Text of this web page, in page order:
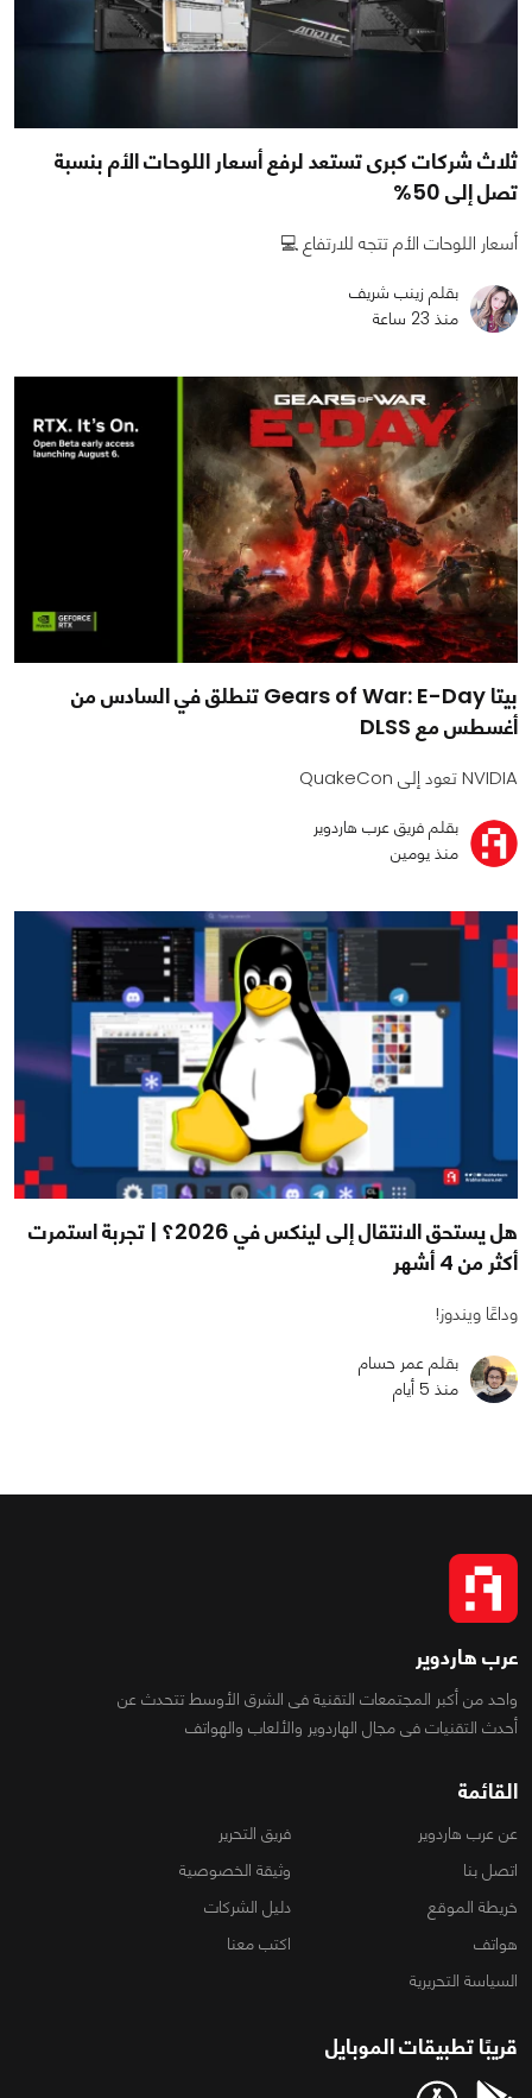
ثلاث شركات كبرى تستعد لرفع أسعار اللوحات الأم بنسبة
تصل إلى 50%
أسعار اللوحات الأم تتجه للارتفاع 💻
بقلم زينب شريف
منذ 23 ساعة
بيتا Gears of War: E-Day تنطلق في السادس من
أغسطس مع DLSS
NVIDIA تعود إلى QuakeCon
بقلم فريق عرب هاردوير
منذ يومين
هل يستحق الانتقال إلى لينكس في 2026؟ | تجربة استمرت
أكثر من 4 أشهر
وداعًا ويندوز!
بقلم عمر حسام
منذ 5 أيام
عرب هاردوير
واحد من أكبر المجتمعات التقنية فى الشرق الأوسط تتحدث عن
أحدث التقنيات فى مجال الهاردوير والألعاب والهواتف
القائمة
عن عرب هاردوير
فريق التحرير
اتصل بنا
وثيقة الخصوصية
خريطة الموقع
دليل الشركات
هواتف
اكتب معنا
السياسة التحريرية
قريبًا تطبيقات الموبايل